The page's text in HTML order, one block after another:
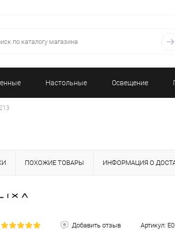
Настольные Освещение
ПОХОЖИЕ ТОВАРЫ ИНФОРМАЦИЯ О
Добавить отзыв Артикул: